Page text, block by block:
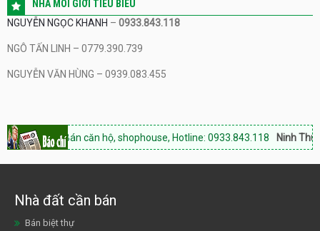
NHÀ MÔI GIỚI TIÊU BIỂU
NGUYỄN NGỌC KHANH – 0933.843.118
NGÔ TẤN LINH – 0779.390.739
NGUYỄN VĂN HÙNG – 0939.083.455
Bán căn hộ, shophouse, Hotline: 0933.843.118 Ninh Thuận Land:
Nhà đất cần bán
Bán biệt thự